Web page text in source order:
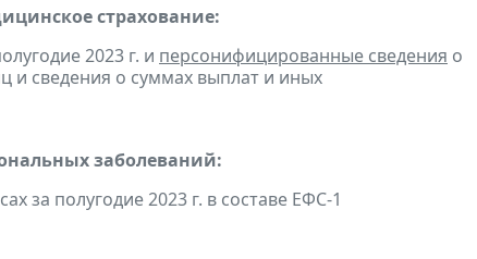
страхование:
2023 г. и персонифицированные сведения о
и сведения о суммах выплат и иных
заболеваний:
за полугодие 2023 г. в составе ЕФС-1